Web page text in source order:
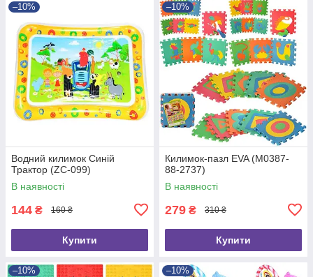
–10%
Водний килимок Синій
Трактор (ZC-099)
В наявності
144 ₴ 160 ₴
Купити
–10%
Килимок-пазл EVA (M0387-
88-2737)
В наявності
279 ₴ 310 ₴
Купити
–10% –10%